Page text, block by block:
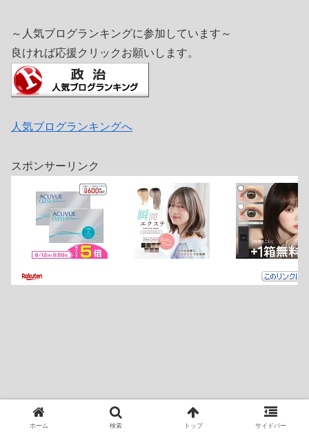
～人気ブログランキングに参加しています～
良ければ応援クリックお願いします。
人気ブログランキングへ
スポンサーリンク
ホーム 検索 トップ サイドバー